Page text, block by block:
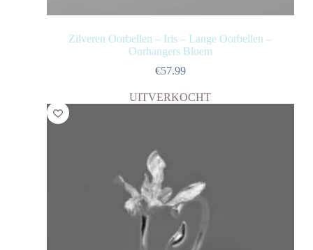
Zilveren Oorbellen – Iris – Lange Oorbellen –
Oorhangers Bloem
€57.99
UITVERKOCHT